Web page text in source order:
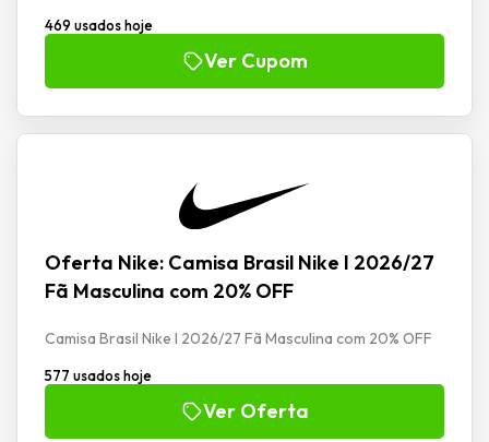
469 usados hoje
Ver Cupom
Oferta Nike: Camisa Brasil Nike I 2026/27
Fã Masculina com 20% OFF
Camisa Brasil Nike I 2026/27 Fã Masculina com 20% OFF
577 usados hoje
Ver Oferta